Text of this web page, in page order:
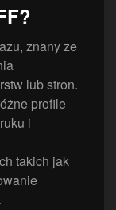
znany ze
lub stron.
profile
i
takich jak